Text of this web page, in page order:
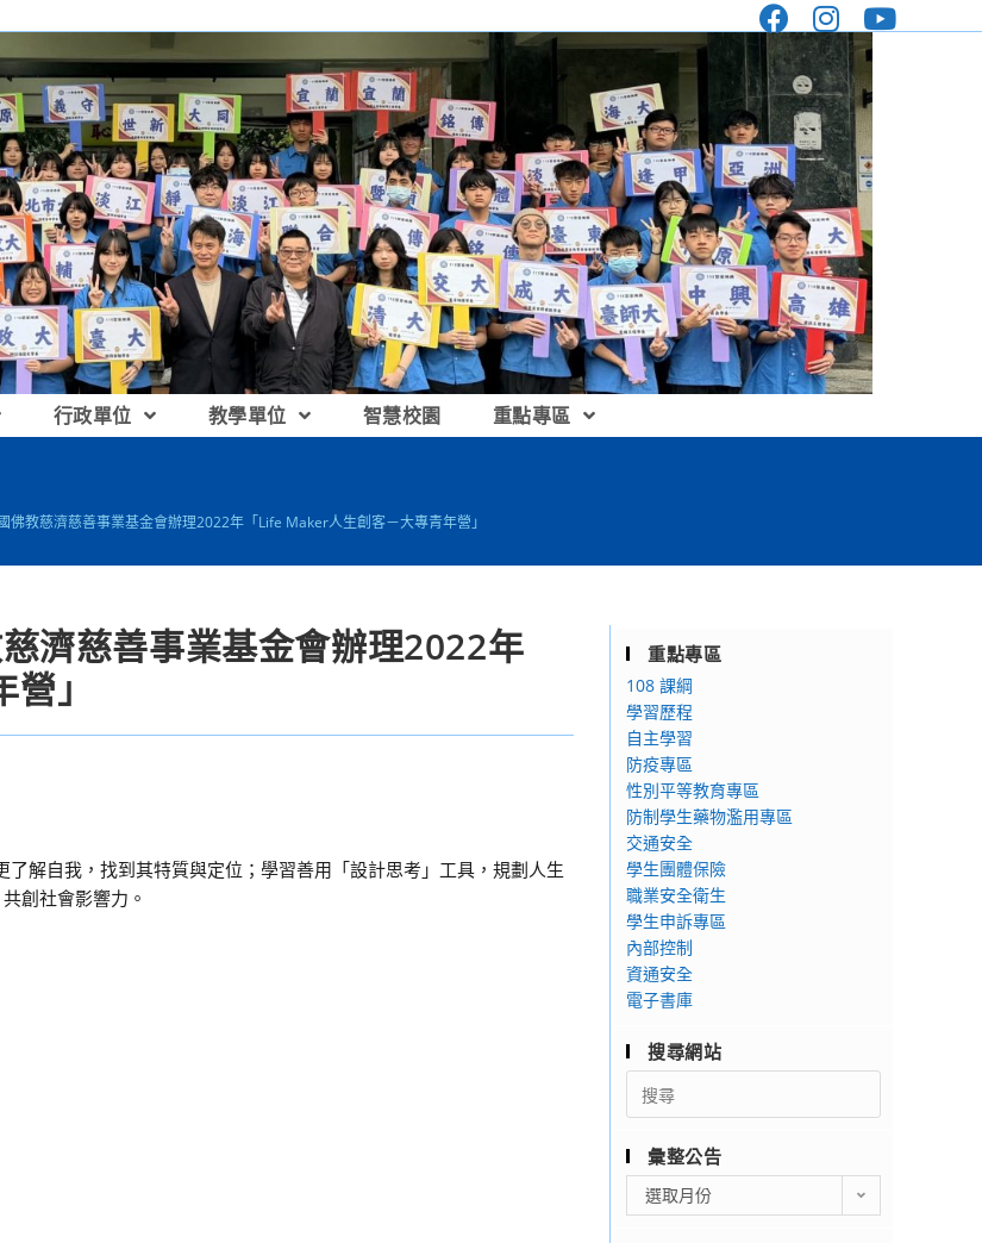
行政單位 教學單位 智慧校園 重點專區
佛教慈濟慈善事業基金會辦理2022年「Life Maker人生創客－大專青年營」
濟慈善事業基金會辦理2022年
營」
解自我，找到其特質與定位；學習善用「設計思考」工具，規劃人生
創社會影響力。
重點專區
108 課綱
學習歷程
自主學習
防疫專區
性別平等教育專區
防制學生藥物濫用專區
交通安全
學生團體保險
職業安全衛生
學生申訴專區
內部控制
資通安全
電子書庫
搜尋網站
Search
for:
彙整公告
整
選取月份